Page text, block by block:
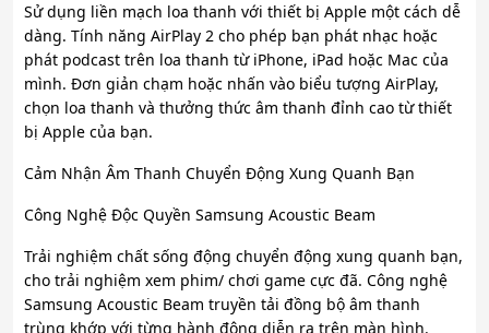
Sử dụng liền mạch loa thanh với thiết bị Apple một cách dễ
dàng. Tính năng AirPlay 2 cho phép bạn phát nhạc hoặc
phát podcast trên loa thanh từ iPhone, iPad hoặc Mac của
mình. Đơn giản chạm hoặc nhấn vào biểu tượng AirPlay,
chọn loa thanh và thưởng thức âm thanh đỉnh cao từ thiết
bị Apple của bạn.
Cảm Nhận Âm Thanh Chuyển Động Xung Quanh Bạn
Công Nghệ Độc Quyền Samsung Acoustic Beam
Trải nghiệm chất sống động chuyển động xung quanh bạn,
cho trải nghiệm xem phim/ chơi game cực đã. Công nghệ
Samsung Acoustic Beam truyền tải đồng bộ âm thanh
trùng khớp với từng hành động diễn ra trên màn hình.